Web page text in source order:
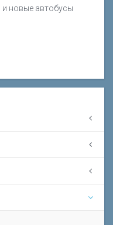
новые автобусы